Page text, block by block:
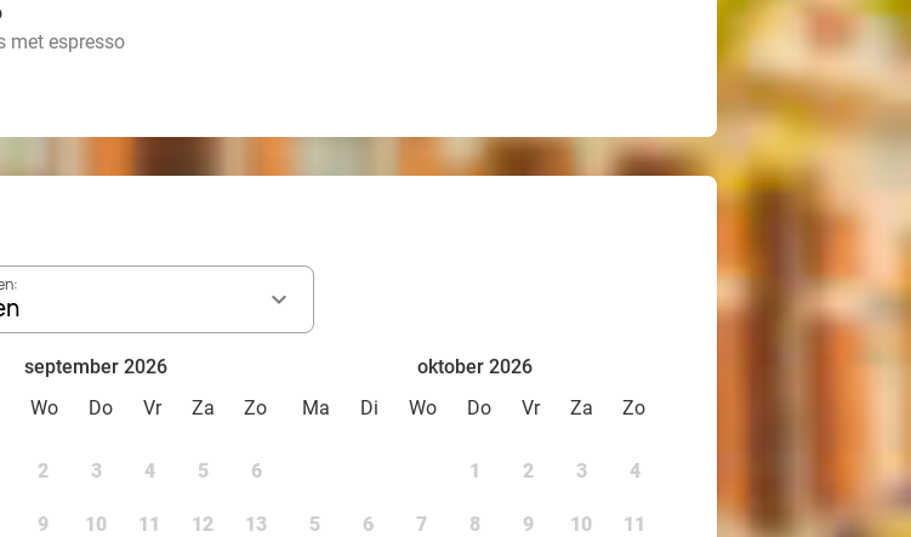
met espresso
september 2026
Wo Do Vr Za Zo
2 3 4 5 6
9 10 11 12 13
oktober 2026
Ma
Di Wo Do Vr Za Zo
1 2 3 4
5 6 7 8 9 10 11